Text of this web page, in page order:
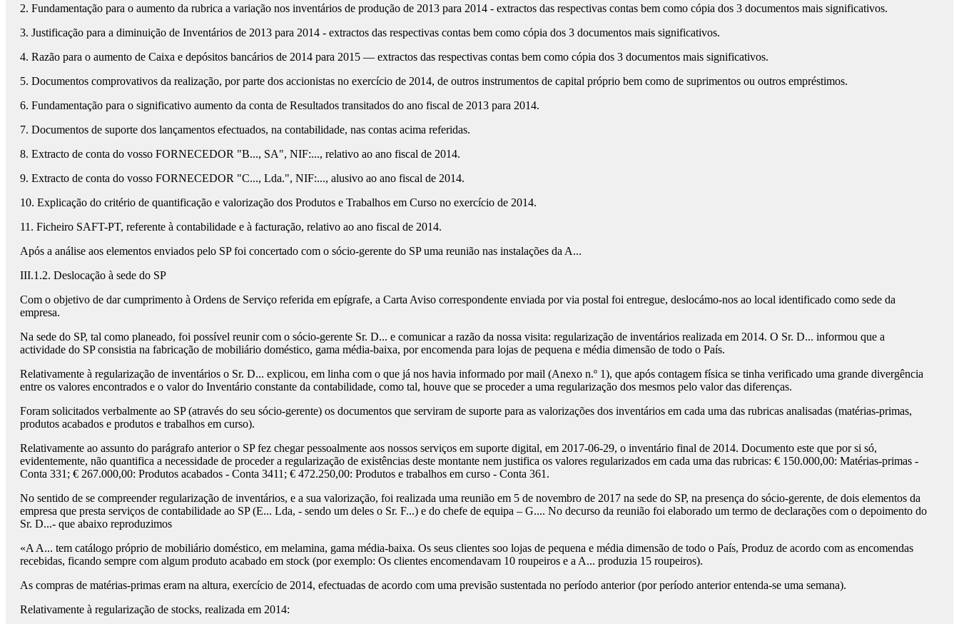
2. Fundamentação para o aumento da rubrica a variação nos inventários de produção de 2013 para 2014 - extractos das respectivas contas bem como cópia dos 3 documentos mais significativos.
3. Justificação para a diminuição de Inventários de 2013 para 2014 - extractos das respectivas contas bem como cópia dos 3 documentos mais significativos.
4. Razão para o aumento de Caixa e depósitos bancários de 2014 para 2015 — extractos das respectivas contas bem como cópia dos 3 documentos mais significativos.
5. Documentos comprovativos da realização, por parte dos accionistas no exercício de 2014, de outros instrumentos de capital próprio bem como de suprimentos ou outros empréstimos.
6. Fundamentação para o significativo aumento da conta de Resultados transitados do ano fiscal de 2013 para 2014.
7. Documentos de suporte dos lançamentos efectuados, na contabilidade, nas contas acima referidas.
8. Extracto de conta do vosso FORNECEDOR "B..., SA", NIF:..., relativo ao ano fiscal de 2014.
9. Extracto de conta do vosso FORNECEDOR "C..., Lda.", NIF:..., alusivo ao ano fiscal de 2014.
10. Explicação do critério de quantificação e valorização dos Produtos e Trabalhos em Curso no exercício de 2014.
11. Ficheiro SAFT-PT, referente à contabilidade e à facturação, relativo ao ano fiscal de 2014.
Após a análise aos elementos enviados pelo SP foi concertado com o sócio-gerente do SP uma reunião nas instalações da A...
III.1.2. Deslocação à sede do SP
Com o objetivo de dar cumprimento à Ordens de Serviço referida em epígrafe, a Carta Aviso correspondente enviada por via postal foi entregue, deslocámo-nos ao local identificado como sede da
empresa.
Na sede do SP, tal como planeado, foi possível reunir com o sócio-gerente Sr. D... e comunicar a razão da nossa visita: regularização de inventários realizada em 2014. O Sr. D... informou que a
actividade do SP consistia na fabricação de mobiliário doméstico, gama média-baixa, por encomenda para lojas de pequena e média dimensão de todo o País.
Relativamente à regularização de inventários o Sr. D... explicou, em linha com o que já nos havia informado por mail (Anexo n.º 1), que após contagem física se tinha verificado uma grande divergência
entre os valores encontrados e o valor do Inventário constante da contabilidade, como tal, houve que se proceder a uma regularização dos mesmos pelo valor das diferenças.
Foram solicitados verbalmente ao SP (através do seu sócio-gerente) os documentos que serviram de suporte para as valorizações dos inventários em cada uma das rubricas analisadas (matérias-primas,
produtos acabados e produtos e trabalhos em curso).
Relativamente ao assunto do parágrafo anterior o SP fez chegar pessoalmente aos nossos serviços em suporte digital, em 2017-06-29, o inventário final de 2014. Documento este que por si só,
evidentemente, não quantifica a necessidade de proceder a regularização de existências deste montante nem justifica os valores regularizados em cada uma das rubricas: € 150.000,00: Matérias-primas -
Conta 331; € 267.000,00: Produtos acabados - Conta 3411; € 472.250,00: Produtos e trabalhos em curso - Conta 361.
No sentido de se compreender regularização de inventários, e a sua valorização, foi realizada uma reunião em 5 de novembro de 2017 na sede do SP, na presença do sócio-gerente, de dois elementos da
empresa que presta serviços de contabilidade ao SP (E... Lda, - sendo um deles o Sr. F...) e do chefe de equipa – G.... No decurso da reunião foi elaborado um termo de declarações com o depoimento do
Sr. D...- que abaixo reproduzimos
«A A... tem catálogo próprio de mobiliário doméstico, em melamina, gama média-baixa. Os seus clientes soo lojas de pequena e média dimensão de todo o País, Produz de acordo com as encomendas
recebidas, ficando sempre com algum produto acabado em stock (por exemplo: Os clientes encomendavam 10 roupeiros e a A... produzia 15 roupeiros).
As compras de matérias-primas eram na altura, exercício de 2014, efectuadas de acordo com uma previsão sustentada no período anterior (por período anterior entenda-se uma semana).
Relativamente à regularização de stocks, realizada em 2014: